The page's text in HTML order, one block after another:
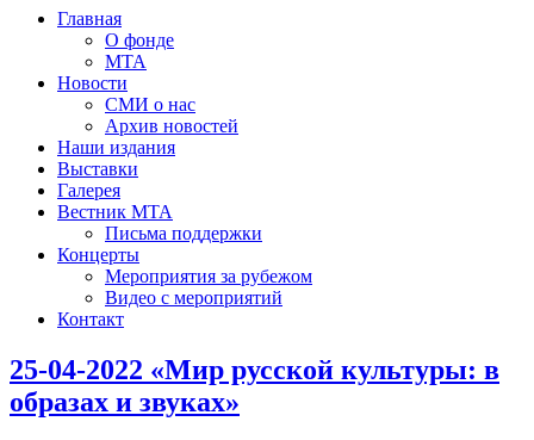
Главная
О фонде
МТА
Новости
СМИ о нас
Архив новостей
Наши издания
Выставки
Галерея
Вестник МТА
Письма поддержки
Концерты
Мероприятия за рубежом
Видео с мероприятий
Контакт
25-04-2022 «Мир русской культуры: в
образах и звуках»